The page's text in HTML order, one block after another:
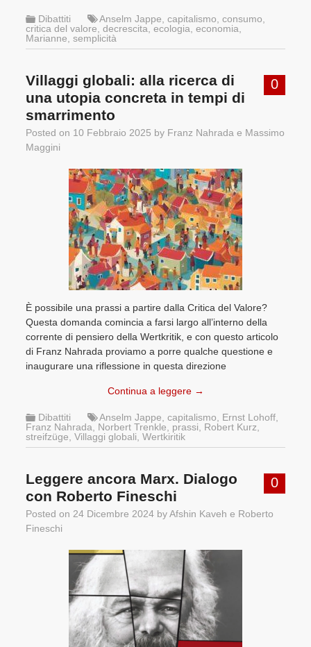
Dibattiti Anselm Jappe ,capitalismo ,consumo
critica del valore ,decrescita ,ecologia ,economia
Marianne ,semplicità
0
Villaggi globali: alla ricerca di
una utopia concreta in tempi di
smarrimento
Posted on 10 Febbraio 2025 by Franz Nahrada e Massimo
Maggini
È possibile una prassi a partire dalla Critica del Valore?
Questa domanda comincia a farsi largo all’interno della
corrente di pensiero della Wertkritik, e con questo articolo
di Franz Nahrada proviamo a porre qualche questione e
inaugurare una riflessione in questa direzione
Continua a leggere →
Dibattiti Anselm Jappe ,capitalismo Ernst Lohoff
Franz Nahrada
Norbert Trenkle prassi Robert Kurz
streifzüge ,Villaggi globali ,Wertkiritik
0
Leggere ancora Marx. Dialogo
con Roberto Fineschi
Posted on 24 Dicembre 2024 by Afshin Kaveh e Roberto
Fineschi